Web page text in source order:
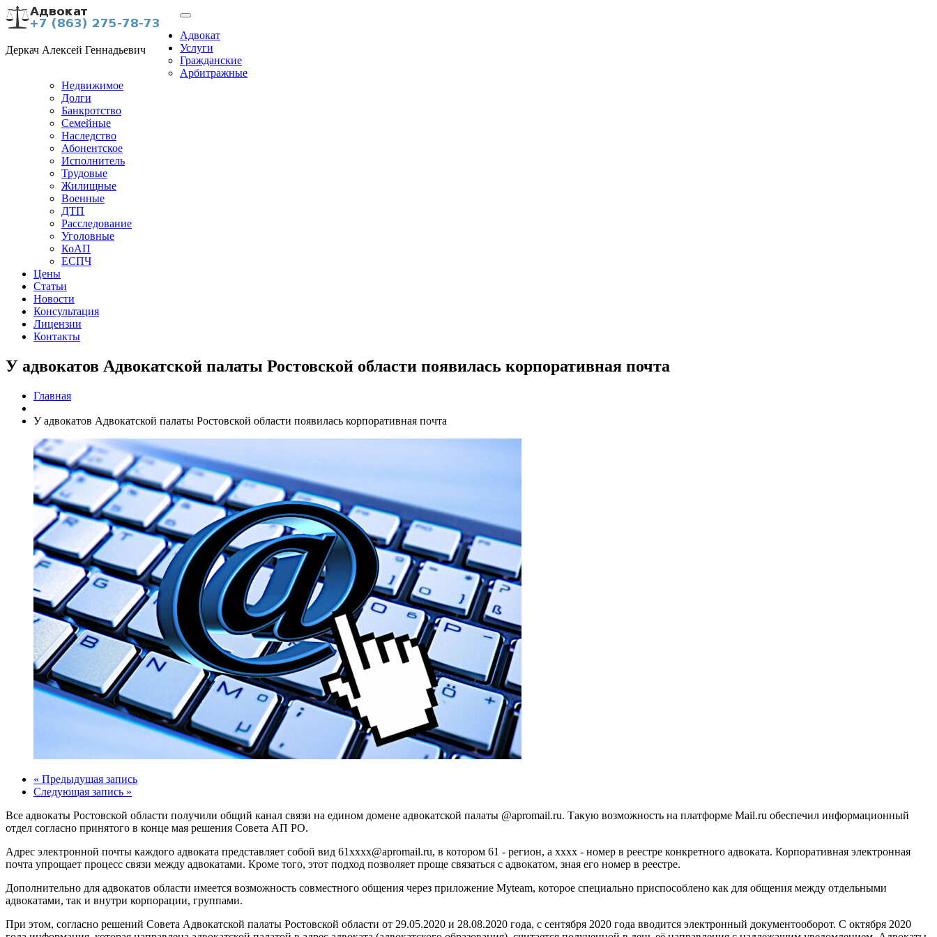
Деркач Алексей Геннадьевич
Адвокат
Услуги
Гражданские
Арбитражные
Недвижимое
Долги
Банкротство
Семейные
Наследство
Абонентское
Исполнитель
Трудовые
Жилищные
Военные
ДТП
Расследование
Уголовные
КоАП
ЕСПЧ
Цены
Статьи
Новости
Консультация
Лицензии
Контакты
У адвокатов Адвокатской палаты Ростовской области появилась корпоративная почта
Главная
У адвокатов Адвокатской палаты Ростовской области появилась корпоративная почта
« Предыдущая запись
Следующая запись »
Все адвокаты Ростовской области получили общий канал связи на едином домене адвокатской палаты @apromail.ru. Такую возможность на платформе Mail.ru обеспечил информационный
отдел согласно принятого в конце мая решения Совета АП РО.
Адрес электронной почты каждого адвоката представляет собой вид 61хххх@apromail.ru, в котором 61 - регион, а хххх - номер в реестре конкретного адвоката. Корпоративная электронная
почта упрощает процесс связи между адвокатами. Кроме того, этот подход позволяет проще связаться с адвокатом, зная его номер в реестре.
Дополнительно для адвокатов области имеется возможность совместного общения через приложение Myteam, которое специально приспособлено как для общения между отдельными
адвокатами, так и внутри корпорации, группами.
При этом, согласно решений Совета Адвокатской палаты Ростовской области от 29.05.2020 и 28.08.2020 года, с сентября 2020 года вводится электронный документооборот. С октября 2020